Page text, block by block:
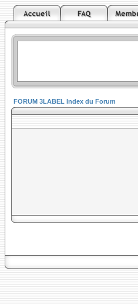
FORUM 3LABEL Index du Forum